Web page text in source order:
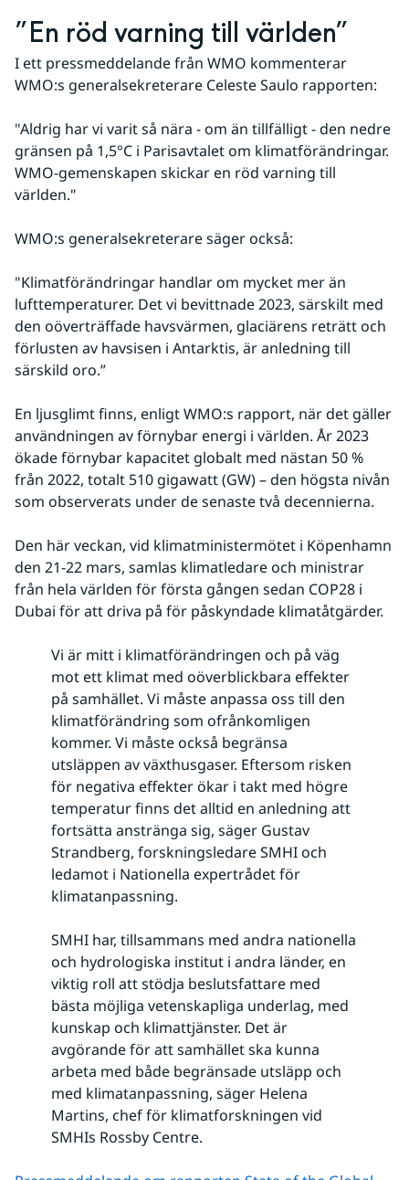
”En röd varning till världen”
I ett pressmeddelande från WMO kommenterar
WMO:s generalsekreterare Celeste Saulo rapporten:
"Aldrig har vi varit så nära - om än tillfälligt - den nedre
gränsen på 1,5°C i Parisavtalet om klimatförändringar.
WMO-gemenskapen skickar en röd varning till
världen."
WMO:s generalsekreterare säger också:
"Klimatförändringar handlar om mycket mer än
lufttemperaturer. Det vi bevittnade 2023, särskilt med
den oöverträffade havsvärmen, glaciärens reträtt och
förlusten av havsisen i Antarktis, är anledning till
särskild oro.”
En ljusglimt finns, enligt WMO:s rapport, när det gäller
användningen av förnybar energi i världen. År 2023
ökade förnybar kapacitet globalt med nästan 50 %
från 2022, totalt 510 gigawatt (GW) – den högsta nivån
som observerats under de senaste två decennierna.
Den här veckan, vid klimatministermötet i Köpenhamn
den 21-22 mars, samlas klimatledare och ministrar
från hela världen för första gången sedan COP28 i
Dubai för att driva på för påskyndade klimatåtgärder.
Vi är mitt i klimatförändringen och på väg
mot ett klimat med oöverblickbara effekter
på samhället. Vi måste anpassa oss till den
klimatförändring som ofrånkomligen
kommer. Vi måste också begränsa
utsläppen av växthusgaser. Eftersom risken
för negativa effekter ökar i takt med högre
temperatur finns det alltid en anledning att
fortsätta anstränga sig, säger Gustav
Strandberg, forskningsledare SMHI och
ledamot i Nationella expertrådet för
klimatanpassning.
SMHI har, tillsammans med andra nationella
och hydrologiska institut i andra länder, en
viktig roll att stödja beslutsfattare med
bästa möjliga vetenskapliga underlag, med
kunskap och klimattjänster. Det är
avgörande för att samhället ska kunna
arbeta med både begränsade utsläpp och
med klimatanpassning, säger Helena
Martins, chef för klimatforskningen vid
SMHIs Rossby Centre.